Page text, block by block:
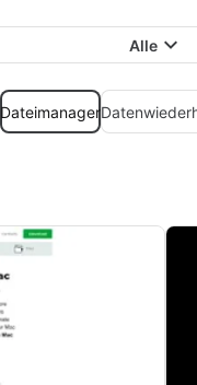
Alle
Dateimanager